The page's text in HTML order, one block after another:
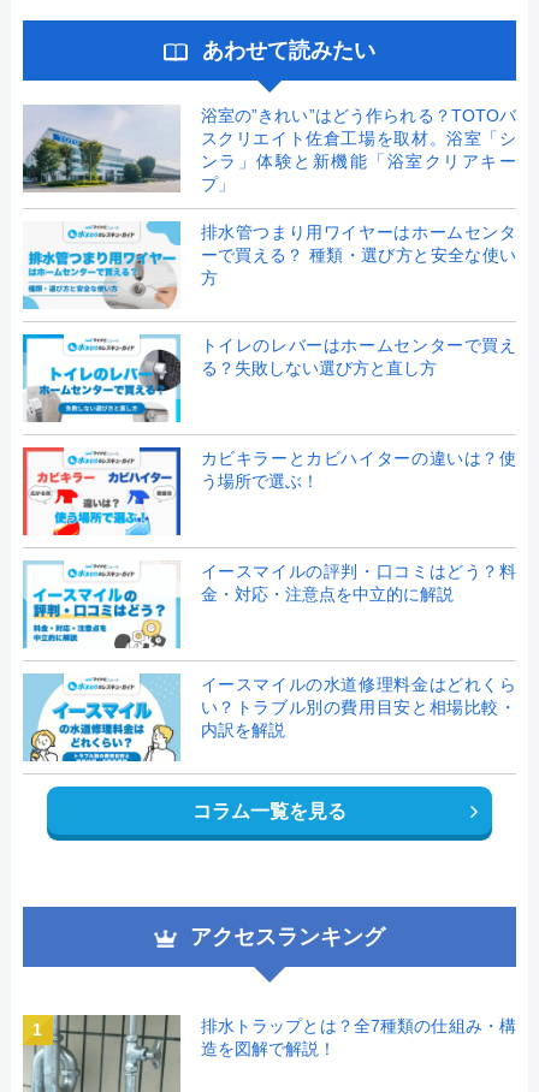
あわせて読みたい
浴室の”きれい”はどう作られる？TOTOバ
スクリエイト佐倉工場を取材。浴室「シ
ンラ」体験と新機能「浴室クリアキー
プ」
排水管つまり用ワイヤーはホームセンタ
ーで買える？ 種類・選び方と安全な使い
方
トイレのレバーはホームセンターで買え
る？失敗しない選び方と直し方
カビキラーとカビハイターの違いは？使
う場所で選ぶ！
イースマイルの評判・口コミはどう？料
金・対応・注意点を中立的に解説
イースマイルの水道修理料金はどれくら
い？トラブル別の費用目安と相場比較・
内訳を解説
コラム一覧を見る
アクセスランキング
1
排水トラップとは？全7種類の仕組み・構
造を図解で解説！